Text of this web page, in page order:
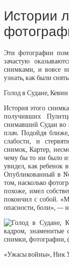
Истории
Эти фотографии
зачастую
снимками, и вовсе
узнать, как были
Голод в Судане, Кевин
История этого
получивших
снимавший Судан во
плач. Подойдя
слабости, и
снимок, Картер,
чему бы то ни было
увидел, как ребенок
Опубликованный в
том, насколько
похоже, имел
покончил с собой.
опасности, боли», —
«Ужасы войны», Ник